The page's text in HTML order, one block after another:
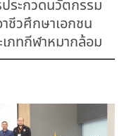
ระกวดนวัตกรรม
ชีวศึกษาเอกชน
ภทกีฬาหมากล้อม